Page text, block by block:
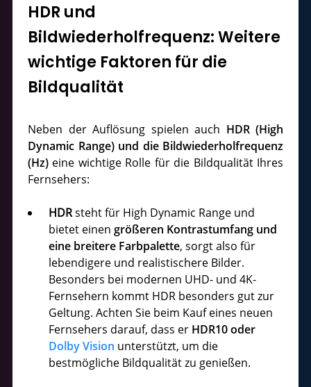
HDR und
Bildwiederholfrequenz: Weitere
wichtige Faktoren für die
Bildqualität
Neben der Auflösung spielen auch HDR (High
Dynamic Range) und die Bildwiederholfrequenz
(Hz) eine wichtige Rolle für die Bildqualität Ihres
Fernsehers:
HDRsteht für High Dynamic Range und
bietet einen größeren Kontrastumfang und
eine breitere Farbpalette, sorgt also für
lebendigere und realistischere Bilder.
Besonders bei modernen UHD- und 4K-
Fernsehern kommt HDR besonders gut zur
Geltung. Achten Sie beim Kauf eines neuen
Fernsehers darauf, dass er HDR10 oder
Dolby Vision unterstützt, um die
bestmögliche Bildqualität zu genießen.